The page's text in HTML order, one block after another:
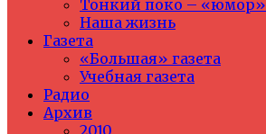
Тонкий поко – «юмор»
Наша жизнь
Газета
«Большая» газета
Учебная газета
Радио
Архив
2010